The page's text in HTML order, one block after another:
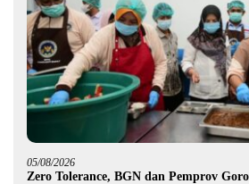
05/08/2026
Zero Tolerance, BGN dan Pemprov